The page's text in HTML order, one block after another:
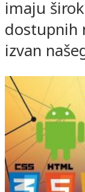
imaju
dostupnih
izvan